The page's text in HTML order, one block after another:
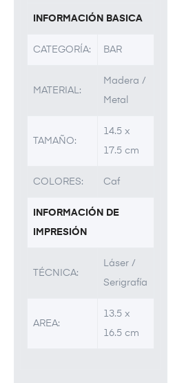
INFORMACIÓN BASICA
CATEGORÍA: BAR
MATERIAL:
Madera /
Metal
TAMAÑO:
14.5 x
17.5 cm
COLORES: Caf
INFORMACIÓN DE
IMPRESIÓN
TÉCNICA:
Láser /
Serigrafía
AREA:
13.5 x
16.5 cm